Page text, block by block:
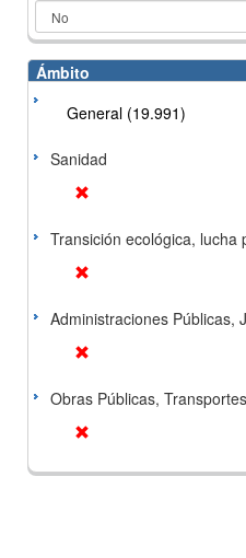
Ámbito
General (19.991)
Sanidad
Transición ecológica, lucha
Administraciones Públicas,
Obras Públicas,